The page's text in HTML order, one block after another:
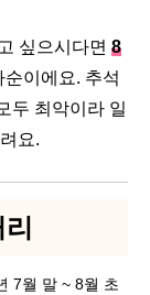
싶으시다면 8
이에요. 추석
두 최악이라 일
요.
7월 말 ~ 8월 초